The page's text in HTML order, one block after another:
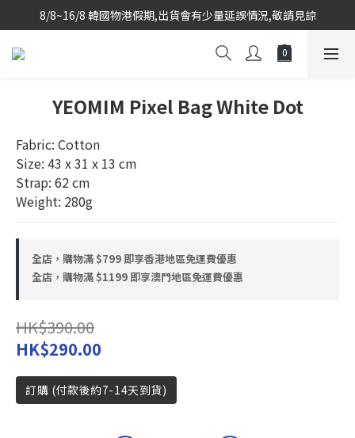
韓國當地代購團隊,每星期韓國直送香港
8/8~16/8 韓國物港假期,出貨會有少量延誤情況,敬請見諒
韓國當地代購團隊,每星期韓國直送香港
YEOMIM Pixel Bag White Dot
Fabric: Cotton
Size: 43 x 31 x 13 cm
Strap: 62 cm
Weight: 280g
全店，購物滿 $799 即享香港地區免運費優惠
全店，購物滿 $1199 即享澳門地區免運費優惠
HK$390.00
HK$290.00
訂購 (付款後約7-14天到貨)